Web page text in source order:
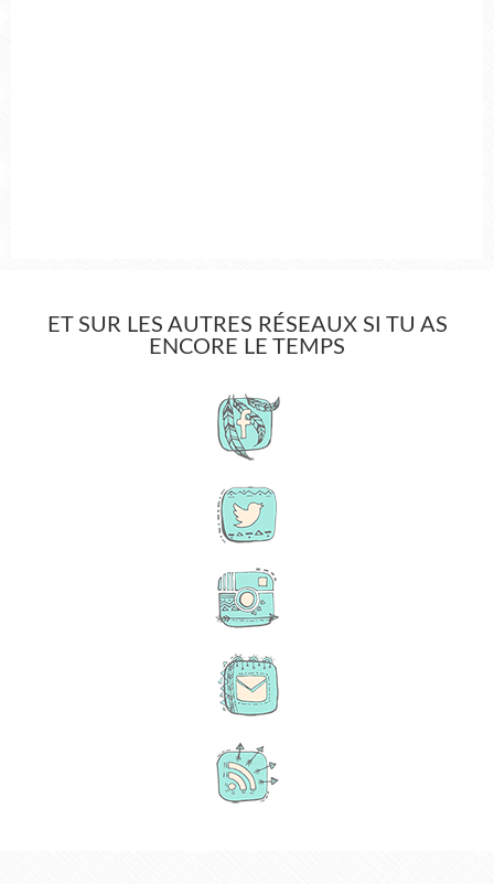
ET SUR LES AUTRES RÉSEAUX SI TU AS
ENCORE LE TEMPS